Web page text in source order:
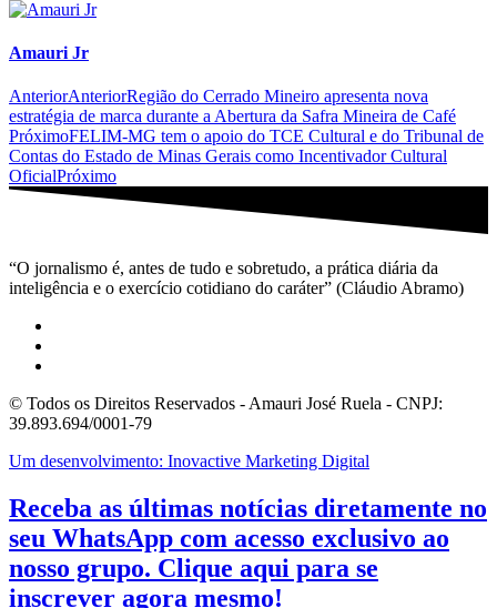
Amauri Jr
AnteriorAnteriorRegião do Cerrado Mineiro apresenta nova
estratégia de marca durante a Abertura da Safra Mineira de Café
PróximoFELIM-MG tem o apoio do TCE Cultural e do Tribunal de
Contas do Estado de Minas Gerais como Incentivador Cultural
OficialPróximo
“O jornalismo é, antes de tudo e sobretudo, a prática diária da
inteligência e o exercício cotidiano do caráter” (Cláudio Abramo)
© Todos os Direitos Reservados - Amauri José Ruela - CNPJ:
39.893.694/0001-79
Um desenvolvimento: Inovactive Marketing Digital
Receba as últimas notícias diretamente no
seu WhatsApp com acesso exclusivo ao
nosso grupo. Clique aqui para se
inscrever agora mesmo!